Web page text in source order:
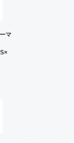
マ